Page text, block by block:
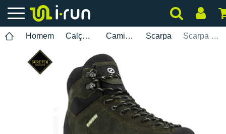
Homem Calçados Caminhada Scarpa Scarpa Mojito Hike Gore-Tex Herren